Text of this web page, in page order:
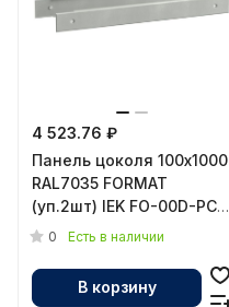
4 523.76 ₽
Панель цоколя 100х1000
RAL7035 FORMAT
(уп.2шт) IEK FO-00D-PC-
010-100-7035
0 Есть в наличии
В корзину